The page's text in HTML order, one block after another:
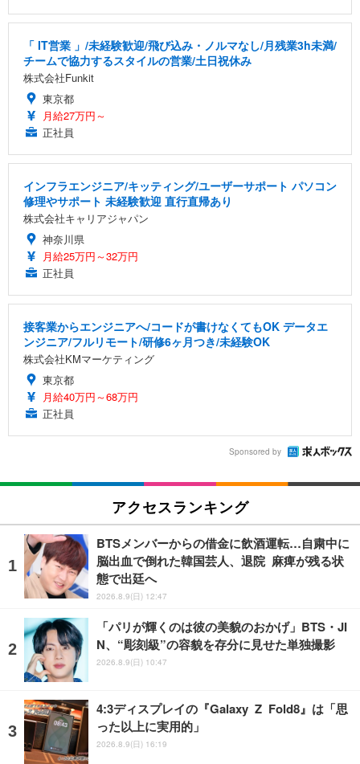
「 IT営業 」/未経験歓迎/飛び込み・ノルマなし/月残業3h未満/
チームで協力するスタイルの営業/土日祝休み
株式会社Funkit
東京都
月給27万円～
正社員
インフラエンジニア/キッティング/ユーザーサポート パソコン
修理やサポート 未経験歓迎 直行直帰あり
株式会社キャリアジャパン
神奈川県
月給25万円～32万円
正社員
接客業からエンジニアへ/コードが書けなくてもOK データエ
ンジニア/フルリモート/研修6ヶ月つき/未経験OK
株式会社KMマーケティング
東京都
月給40万円～68万円
正社員
Sponsored by
アクセスランキング
BTSメンバーからの借金に飲酒運転…自粛中に
脳出血で倒れた韓国芸人、退院 麻痺が残る状
態で出廷へ
2026.8.9(日) 12:47
「パリが輝くのは彼の美貌のおかげ」BTS・JI
N、“彫刻級”の容貌を存分に見せた単独撮影
2026.8.9(日) 10:47
4:3ディスプレイの『Galaxy Z Fold8』は「思
った以上に実用的」
2026.8.9(日) 16:19